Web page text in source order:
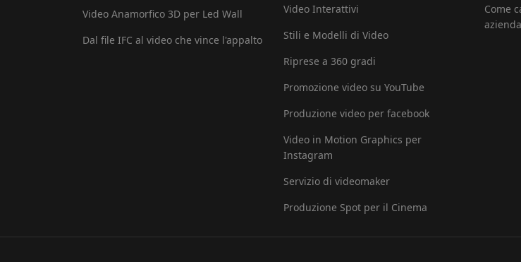
Video Anamorfico 3D per Led Wall
Dal file IFC al video che vince l'appalto
Video Interattivi
Stili e Modelli di Video
Riprese a 360 gradi
Promozione video su YouTube
Produzione video per facebook
Video in Motion Graphics per
Instagram
Servizio di videomaker
Produzione Spot per il Cinema
Come